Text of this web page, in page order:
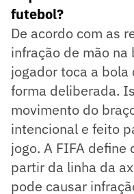
futebol?
De acordo com as
infração de mão
jogador toca a bola
forma deliberada.
movimento do
intencional e feito
jogo. A FIFA define
partir da linha da
pode causar